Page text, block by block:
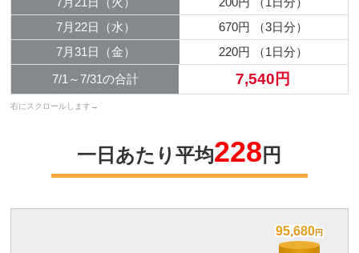
7月22日（水）
670円
（3日分）
7月31日（金）
220円 （1日分）
7/1～7/31の合計 7,540円
一日あたり平均228 円
95,680
95,680